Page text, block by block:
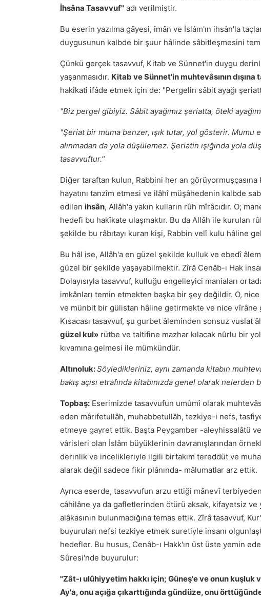
İhsâna Tasavvuf" adı verilmiştir.
Bu eserin yazılma gâyesi, îmân ve İslâm'ın ihsân'la
duygusunun kalbde bir şuur hâlinde sâbitleşmesini
Çünkü gerçek tasavvuf, Ki­tab ve Sünnet'in duygu
yaşanmasıdır. Kitab ve Sünnet'in muhtevâsının dışına
hakîkati ifâde etmek için de: "Pergelin sâbit ayağı
"Biz pergel gibiyiz. Sâbit ayağımız şeriatta, öteki
"Şeriat bir muma benzer, ışık tutar, yol gösterir. Mumu
alınmadan da yola düşülemez. Şeriatin ışığında yola
tasavvuftur."
Diğer taraftan kulun, Rabbini her an
hayatını tanzîm etmesi ve ilâhî müşâhedenin kalbde
edilen ihsân, Allâh'a yakın kulların rûh mîrâcıdır. O;
hedefi bu hakîkate ulaşmaktır. Bu da Allâh ile kurulan
şekilde bu râbıtayı kuran kişi, Rabbin velî kulu hâline
Bu hâl ise, Allâh'a en güzel şekilde kulluk ve ebedî
güzel bir şekilde yaşayabilmektir. Zîrâ Cenâb-ı Hak
Dolayısıyla tasavvuf, kulluğu engelleyici maniaları
imkânları temin etmekten başka bir şey değildir. O,
ve münbit bir gülistan hâline getirmekte ve nice
Kısacası tasavvuf, şu gurbet âleminden sonsuz vuslat
güzel kul» rütbe ve taltifine mazhar kılacak nûrlu bir
kıvamına gelmesi ile mümkündür.
Altınoluk:Söyledikleriniz, aynı zamanda kitabın
bakış açısı etrafında kitabınızda genel olarak
Topbaş: Eserimizde tasavvufun umûmî olarak
eden mârifetullâh, muhabbetullâh, tezkiye-i nefs,
etmeye gayret ettik. Başta Peygamber -aleyhissalâtü
vârisleri olan İslâm büyüklerinin davranışlarından
derinlik ve incelikleriyle ilgili birtakım tereddüt ve
alarak değil sadece fikir plânında- mâlumatlar arz ettik.
Ayrıca eserde, tasavvufun arzu ettiği mânevî
câhilâne ya da gafletlerinden ötürü aksak, kifayetsiz ve
alâkasının bulunmadığına temas ettik. Zîrâ tasavvuf,
buyurulan nefsi tezkiye etmek suretiyle insanı
hedefler. Bu husus, Cenâb-ı Hakk'ın üst üste yemin
Sûresi'nde buyurulur:
"Zât-ı ulûhiyyetim hakkı için; Güneş'e ve onun
Ay'a, onu açığa çıkarttığında gündüze, onu